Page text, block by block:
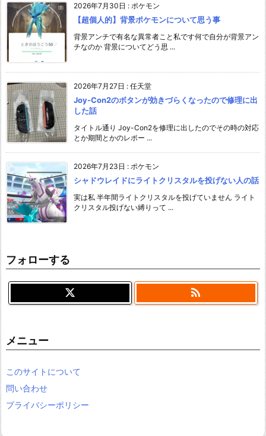
2026年7月30日 : ポケモン
【超個人的】背景ポケモンについて思う事
背景アンチで有名な異常者こと私です何で自分が背景アン
チなのか 背景についてどう思 ...
2026年7月27日 : 任天堂
Joy-Con2のボタンが効きづらくなったので修理に出
した話
タイトル通り Joy-Con2を修理に出したのでその時の対応
とか期間とかのレポー ...
2026年7月23日 : ポケモン
シャドウレイドにライトクリスタルを投げない人の話
実は私 半年間ライトクリスタルを投げていません ライト
クリスタル投げない縛りって ...
フォローする

メニュー
このサイトについて
問い合わせ
プライバシーポリシー